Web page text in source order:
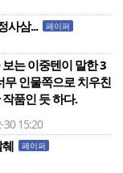
사삼... 페이퍼
는 이중텐이 말한 3
무 인물쪽으로 치우친
품인 듯 하다.
15:20
페이퍼